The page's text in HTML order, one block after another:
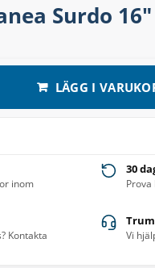
Surdo 16″
LÄGG I
inom
30
Kontakta
Vi